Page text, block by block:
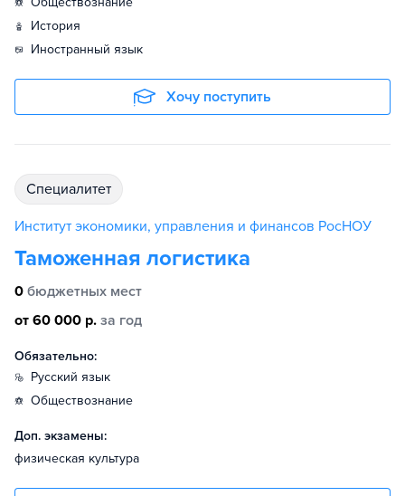
история
иностранный язык
Хочу поступить
специалитет
Институт экономики, управления и финансов РосНОУ
Таможенная логистика
0 бюджетных мест
от 60 000 р. за год
Обязательно:
русский язык
обществознание
Доп. экзамены:
физическая культура